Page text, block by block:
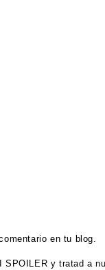
en tu blog.
SPOILER y tratad a